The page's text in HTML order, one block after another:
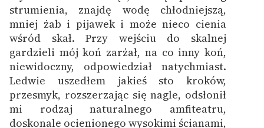
strumienia, znajdę wodę chłodniejszą,
mniej żab i pijawek i może nieco cienia
wśród skał. Przy wejściu do skalnej
gardzieli mój koń zarżał, na co inny koń,
niewidoczny, odpowiedział natychmiast.
Ledwie uszedłem jakieś sto kroków,
przesmyk, rozszerzając się nagle, odsłonił
mi rodzaj naturalnego amfiteatru,
doskonale ocienionego wysokimi ścianami,